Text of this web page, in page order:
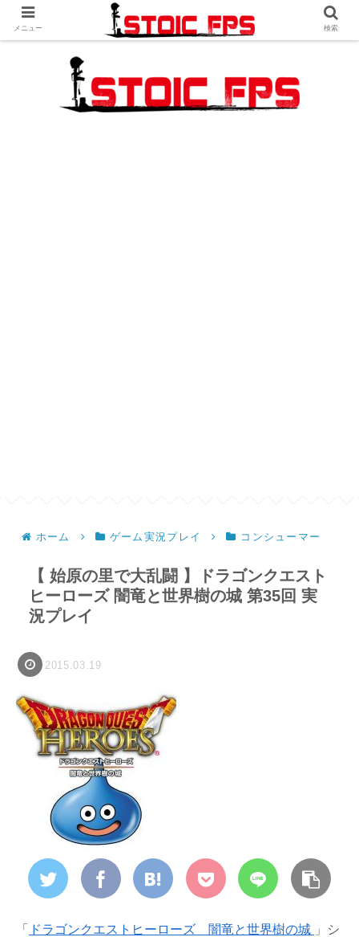
ホーム ゲーム実況プレイ コンシューマー
【 始原の里で大乱闘 】ドラゴンクエスト
ヒーローズ 闇竜と世界樹の城 第35回 実
況プレイ
2015.03.19
「 ドラゴンクエストヒーローズ 闇竜と世界樹の城 」シ
メニュー 検索